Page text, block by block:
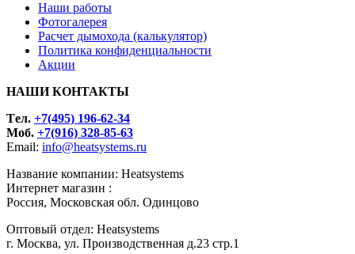
Наши работы
Фотогалерея
Расчет дымохода (калькулятор)
Политика конфиденциальности
Акции
НАШИ КОНТАКТЫ
Tел. +7(495) 196-62-34
Моб. +7(916) 328-85-63
Email: info@heatsystems.ru
Название компании: Heatsystems
Интернет магазин :
Россия, Московская обл. Одинцово
Оптовый отдел: Heatsystems
г. Москва, ул. Производственная д.23 стр.1